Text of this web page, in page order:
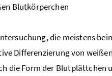
Blutkörperchen
die meistens
Differenzierung von
die Form der Blutplättchen